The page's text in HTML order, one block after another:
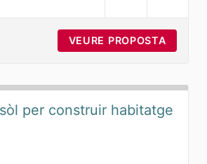
VEURE PROPOSTA
per construir habitatge